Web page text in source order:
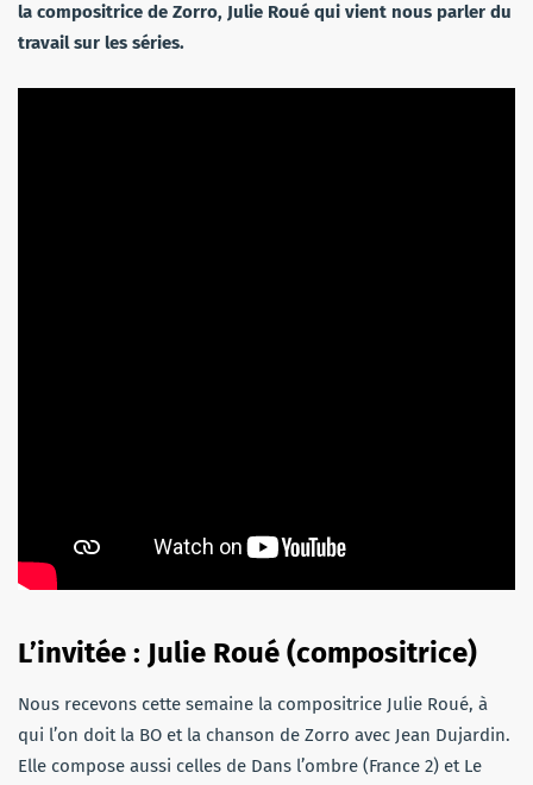
la compositrice de Zorro, Julie Roué qui vient nous parler du
travail sur les séries.
L’invitée : Julie Roué (compositrice)
Nous recevons cette semaine la compositrice Julie Roué, à
qui l’on doit la BO et la chanson de Zorro avec Jean Dujardin.
Elle compose aussi celles de Dans l’ombre (France 2) et Le